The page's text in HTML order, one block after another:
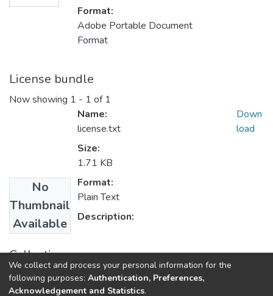
Format:
Adobe Portable Document
Format
License bundle
Now showing 1 - 1 of 1
No
Thumbnail
Available
Name:
license.txt
Size:
1.71 KB
Format:
Plain Text
Description:
Down
load
Collections
Maestría
We collect and process your personal information for the
following purposes: Authentication, Preferences,
Acknowledgement and Statistics.